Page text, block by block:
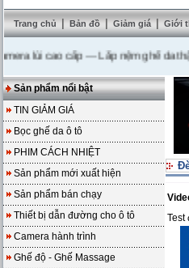
Trang chủ | Bản đồ | Giảm giá | Giới
lùi cao cấp---Lắp nệm ghế da thật
Sản phẩm nổi bật
TIN GIẢM GIÁ
Bọc ghế da ô tô
PHIM CÁCH NHIỆT
Sản phẩm mới xuất hiện
Sản phẩm bán chạy
Thiết bị dẫn đường cho ô tô
Camera hành trình
Ghế độ - Ghế Massage
Test